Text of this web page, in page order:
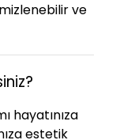
ve
hayatınıza
estetik